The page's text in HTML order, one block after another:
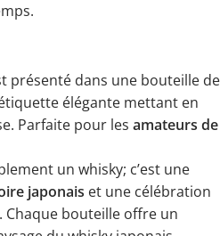
présenté dans une bouteille de
élégante mettant en
Parfaite pour les amateurs de
un whisky; c’est une
japonais et une célébration
Chaque bouteille offre un